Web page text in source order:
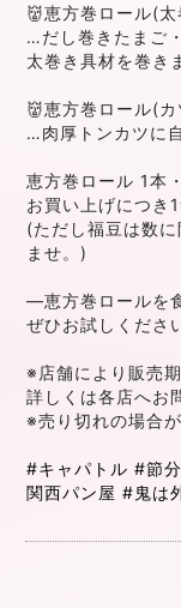
👹恵方巻ロール(太
…だし巻きたまご
太巻き具材を巻き
👹恵方巻ロール(
…肉厚トンカツに
恵方巻ロール 1本
お買い上げにつき
(ただし福豆は数
ませ。)
―恵方巻ロールを
ぜひお試しくださ
※店舗により販売
詳しくは各店へお
※売り切れの場合
#キャパトル #節分
関西パン屋 #鬼は